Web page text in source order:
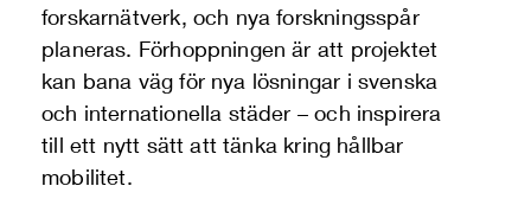
forskarnätverk, och nya forskningsspår
planeras. Förhoppningen är att projektet
kan bana väg för nya lösningar i svenska
och internationella städer – och inspirera
till ett nytt sätt att tänka kring hållbar
mobilitet.